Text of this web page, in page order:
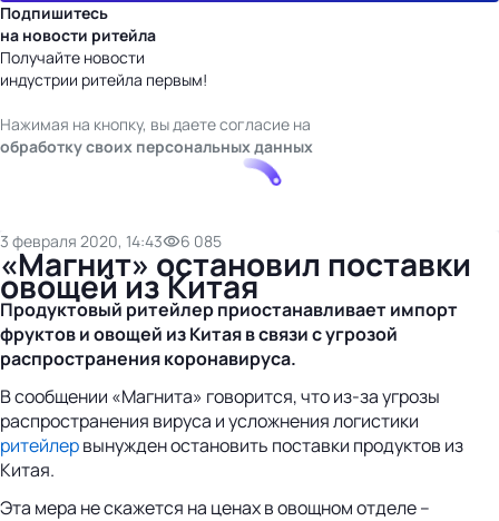
Подпишитесь
на новости ритейла
Получайте новости
индустрии ритейла первым!
Нажимая на кнопку, вы даете согласие на
обработку своих персональных данных
3 февраля 2020, 14:43 6 085
«Магнит» остановил поставки
овощей из Китая
Продуктовый ритейлер приостанавливает импорт
фруктов и овощей из Китая в связи с угрозой
распространения коронавируса.
В сообщении «Магнита» говорится, что из-за угрозы
распространения вируса и усложнения логистики
ритейлервынужден остановить поставки продуктов из
Китая.
Эта мера не скажется на ценах в овощном отделе –